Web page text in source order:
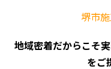
堺市
地域密着だからこそ
をご